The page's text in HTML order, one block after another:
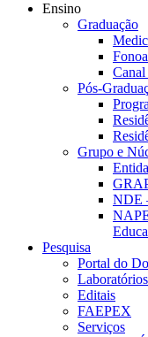
Ensino
Graduação
Pós-
Grupo e
NDE
Pesquisa
Portal do
Laboratórios
Editais
FAEPEX
Serviços